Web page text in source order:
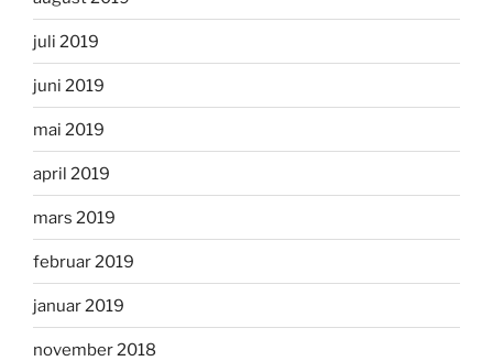
juli 2019
juni 2019
mai 2019
april 2019
mars 2019
februar 2019
januar 2019
november 2018